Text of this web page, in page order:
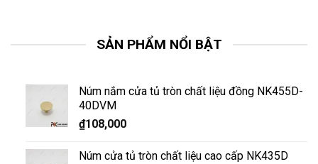
SẢN PHẨM NỔI BẬT
Núm nắm cửa tủ tròn chất liệu đồng NK455D-
40DVM
₫108,000
Núm cửa tủ tròn chất liệu cao cấp NK435D